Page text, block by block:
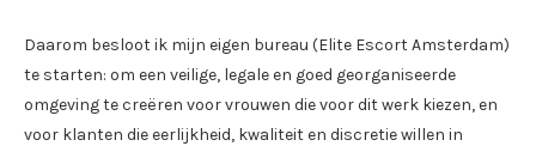
Daarom besloot ik mijn eigen bureau (Elite Escort Amsterdam)
te starten: om een ​​veilige, legale en goed georganiseerde
omgeving te creëren voor vrouwen die voor dit werk kiezen, en
voor klanten die eerlijkheid, kwaliteit en discretie willen in